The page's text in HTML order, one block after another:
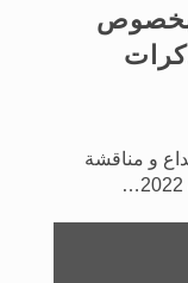
بخصوص
و مناقشة